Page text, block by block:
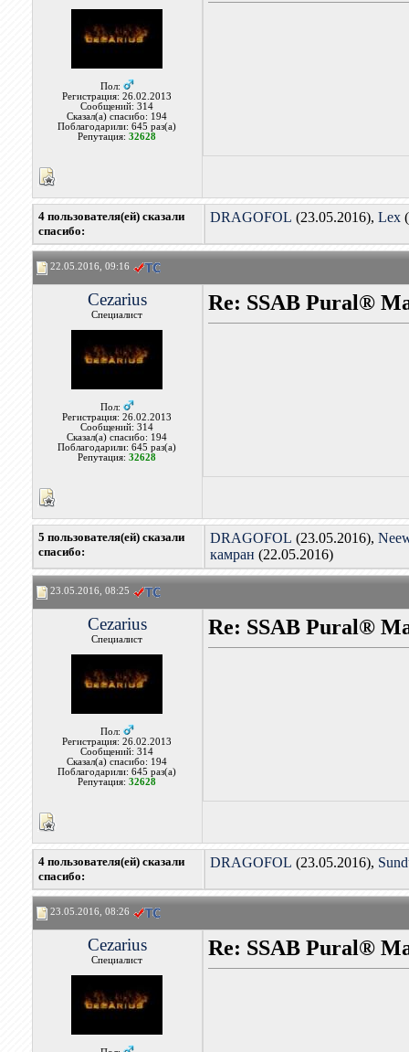
Пол:
Регистрация: 26.02.2013
Сообщений: 314
Сказал(а) спасибо: 194
Поблагодарили: 645 раз(а)
Репутация:32628
4 пользователя(ей) сказали
cпасибо:
DRAGOFOL (23.05.2016), Lex
22.05.2016, 09:16
Cezarius
Специалист
Пол:
Регистрация: 26.02.2013
Сообщений: 314
Сказал(а) спасибо: 194
Поблагодарили: 645 раз(а)
Репутация:32628
Re: SSAB Pural®
5 пользователя(ей) сказали
cпасибо:
DRAGOFOL (23.05.2016),
камран (22.05.2016)
23.05.2016, 08:25
Cezarius
Специалист
Пол:
Регистрация: 26.02.2013
Сообщений: 314
Сказал(а) спасибо: 194
Поблагодарили: 645 раз(а)
Репутация:32628
Re: SSAB Pural®
4 пользователя(ей) сказали
cпасибо:
DRAGOFOL (23.05.2016),
23.05.2016, 08:26
Cezarius
Специалист
Re: SSAB Pural®